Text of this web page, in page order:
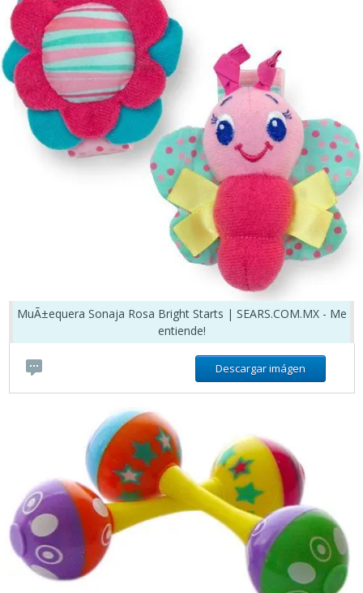
MuÃ±equera Sonaja Rosa Bright Starts | SEARS.COM.MX - Me
entiende!
Descargar imágen